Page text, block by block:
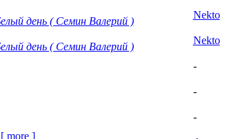
день ( Семин Валерий )
Nekto
день ( Семин Валерий )
Nekto
-
-
-
more]